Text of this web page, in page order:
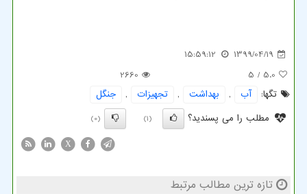
1399/04/19
15:59:12
5.0
/ 5
2660
تگها:
آب , بهداشت , تجهیزات ,
جنگل
مطلب را می پسندید؟
(1)
(0)
X
تازه ترین مطالب مرتبط